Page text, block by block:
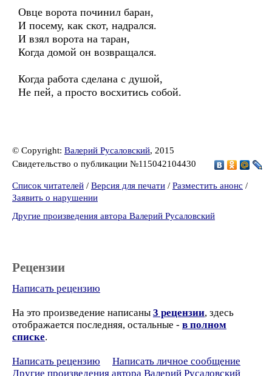
Овце ворота починил баран,
И посему, как скот, надрался.
И взял ворота на таран,
Когда домой он возвращался.
Когда работа сделана с душой,
Не пей, а просто восхитись собой.
© Copyright: Валерий Русаловский, 2015
Свидетельство о публикации №115042104430
Список читателей / Версия для печати / Разместить анонс /
Заявить о нарушении
Другие произведения автора Валерий Русаловский
Рецензии
Написать рецензию
На это произведение написаны 3 рецензии, здесь
отображается последняя, остальные - в полном
списке.
Написать рецензию
Написать личное сообщение
Другие произведения автора Валерий Русаловский